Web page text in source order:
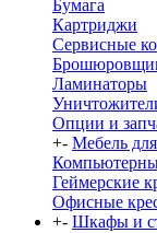
Бумага
Картриджи
Сервисные
Ламинаторы
Опции и
+- Мебель
Геймерские
Офисные
+- Шкафы и